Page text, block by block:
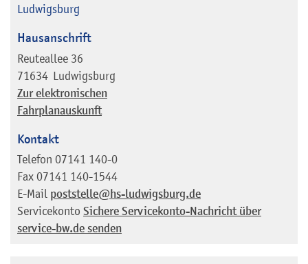
Ludwigsburg
Hausanschrift
Reuteallee 36
71634 Ludwigsburg
Zur elektronischen
Fahrplanauskunft
Kontakt
Telefon 07141 140-0
Fax 07141 140-1544
E-Mail poststelle@hs-ludwigsburg.de
Servicekonto Sichere Servicekonto-Nachricht über
service-bw.de senden